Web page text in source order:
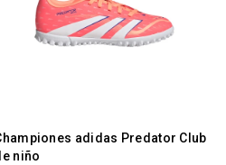
adidas Predator Club
niño